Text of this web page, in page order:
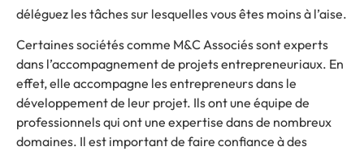
déléguez les tâches sur lesquelles vous êtes moins à l’aise.
Certaines sociétés comme M&C Associéssont experts
dans l’accompagnement de projets entrepreneuriaux. En
effet, elle accompagne les entrepreneurs dans le
développement de leur projet. Ils ont une équipe de
professionnels qui ont une expertise dans de nombreux
domaines. Il est important de faire confiance à des